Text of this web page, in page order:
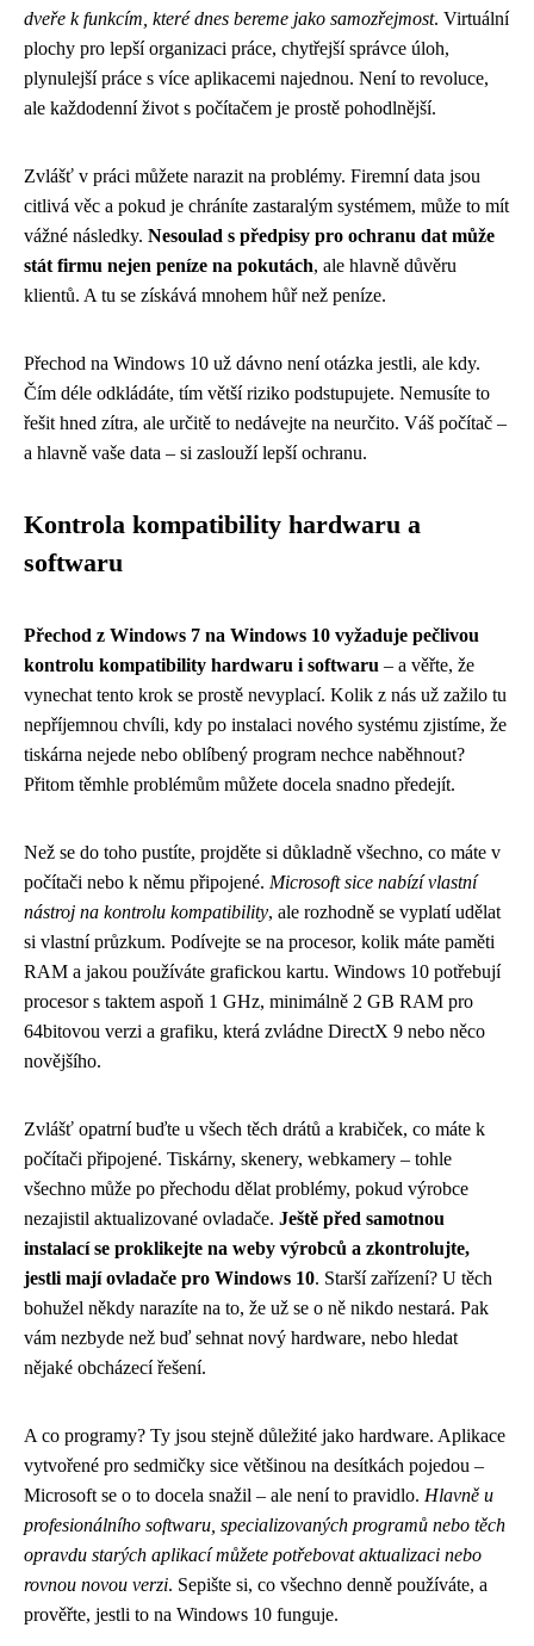
dveře k funkcím, které dnes bereme jako samozřejmost. Virtuální
plochy pro lepší organizaci práce, chytřejší správce úloh,
plynulejší práce s více aplikacemi najednou. Není to revoluce,
ale každodenní život s počítačem je prostě pohodlnější.
Zvlášť v práci můžete narazit na problémy. Firemní data jsou
citlivá věc a pokud je chráníte zastaralým systémem, může to mít
vážné následky. Nesoulad s předpisy pro ochranu dat může
stát firmu nejen peníze na pokutách, ale hlavně důvěru
klientů. A tu se získává mnohem hůř než peníze.
Přechod na Windows 10 už dávno není otázka jestli, ale kdy.
Čím déle odkládáte, tím větší riziko podstupujete. Nemusíte to
řešit hned zítra, ale určitě to nedávejte na neurčito. Váš počítač –
a hlavně vaše data – si zaslouží lepší ochranu.
Kontrola kompatibility hardwaru a
softwaru
Přechod z Windows 7 na Windows 10 vyžaduje pečlivou
kontrolu kompatibility hardwaru i softwaru – a věřte, že
vynechat tento krok se prostě nevyplací. Kolik z nás už zažilo tu
nepříjemnou chvíli, kdy po instalaci nového systému zjistíme, že
tiskárna nejede nebo oblíbený program nechce naběhnout?
Přitom těmhle problémům můžete docela snadno předejít.
Než se do toho pustíte, projděte si důkladně všechno, co máte v
počítači nebo k němu připojené. Microsoft sice nabízí vlastní
nástroj na kontrolu kompatibility, ale rozhodně se vyplatí udělat
si vlastní průzkum. Podívejte se na procesor, kolik máte paměti
RAM a jakou používáte grafickou kartu. Windows 10 potřebují
procesor s taktem aspoň 1 GHz, minimálně 2 GB RAM pro
64bitovou verzi a grafiku, která zvládne DirectX 9 nebo něco
novějšího.
Zvlášť opatrní buďte u všech těch drátů a krabiček, co máte k
počítači připojené. Tiskárny, skenery, webkamery – tohle
všechno může po přechodu dělat problémy, pokud výrobce
nezajistil aktualizované ovladače. Ještě před samotnou
instalací se proklikejte na weby výrobců a zkontrolujte,
jestli mají ovladače pro Windows 10. Starší zařízení? U těch
bohužel někdy narazíte na to, že už se o ně nikdo nestará. Pak
vám nezbyde než buď sehnat nový hardware, nebo hledat
nějaké obcházecí řešení.
A co programy? Ty jsou stejně důležité jako hardware. Aplikace
vytvořené pro sedmičky sice většinou na desítkách pojedou –
Microsoft se o to docela snažil – ale není to pravidlo. Hlavně u
profesionálního softwaru, specializovaných programů nebo těch
opravdu starých aplikací můžete potřebovat aktualizaci nebo
rovnou novou verzi. Sepište si, co všechno denně používáte, a
prověřte, jestli to na Windows 10 funguje.